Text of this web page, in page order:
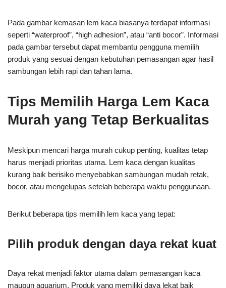
Pada gambar kemasan lem kaca biasanya terdapat informasi
seperti “waterproof”, “high adhesion”, atau “anti bocor”. Informasi
pada gambar tersebut dapat membantu pengguna memilih
produk yang sesuai dengan kebutuhan pemasangan agar hasil
sambungan lebih rapi dan tahan lama.
Tips Memilih Harga Lem Kaca
Murah yang Tetap Berkualitas
Meskipun mencari harga murah cukup penting, kualitas tetap
harus menjadi prioritas utama. Lem kaca dengan kualitas
kurang baik berisiko menyebabkan sambungan mudah retak,
bocor, atau mengelupas setelah beberapa waktu penggunaan.
Berikut beberapa tips memilih lem kaca yang tepat:
Pilih produk dengan daya rekat kuat
Daya rekat menjadi faktor utama dalam pemasangan kaca
maupun aquarium. Produk yang memiliki daya lekat baik